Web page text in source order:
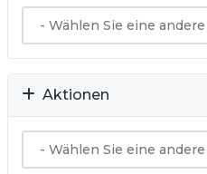
Aktionen